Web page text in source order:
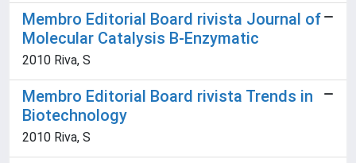
Membro Editorial Board rivista Journal of
Molecular Catalysis B-Enzymatic
2010 Riva, S
Membro Editorial Board rivista Trends in
Biotechnology
2010 Riva, S